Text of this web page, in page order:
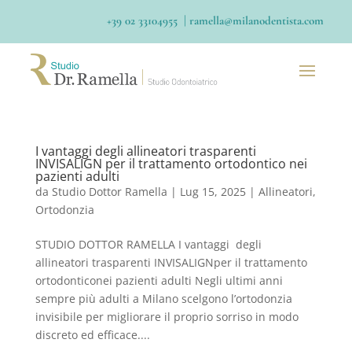
+39 02 33104955 ramella@milanodentista.com
I vantaggi degli allineatori trasparenti
INVISALIGN per il trattamento ortodontico nei
pazienti adulti
da Studio Dottor Ramella | Lug 15, 2025| Allineatori,
Ortodonzia
STUDIO DOTTOR RAMELLA I vantaggi degli
allineatori trasparenti INVISALIGNper il trattamento
ortodonticonei pazienti adulti Negli ultimi anni
sempre più adulti a Milano scelgono l’ortodonzia
invisibile per migliorare il proprio sorriso in modo
discreto ed efficace....